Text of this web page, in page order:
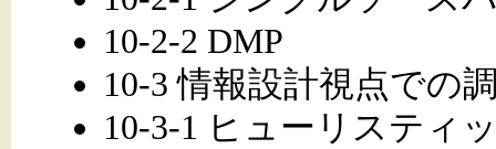
10-2-2 DMP
10-3 情報設計視点での
10-3-1 ヒューリスティ